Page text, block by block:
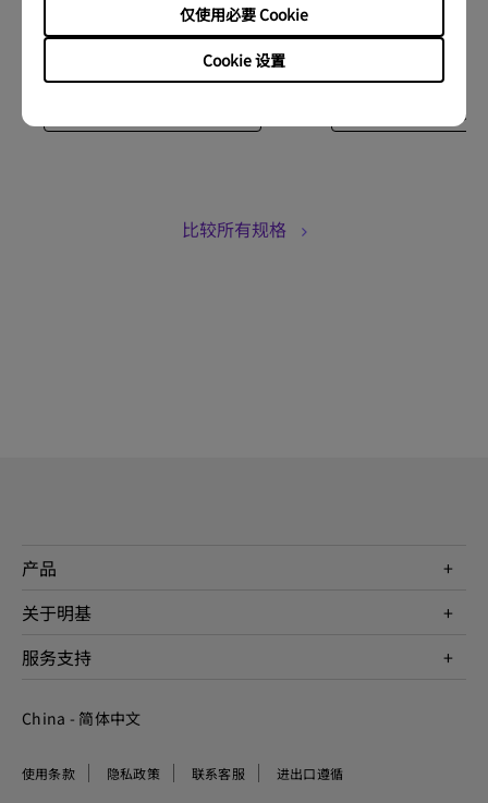
Cookie 设置
仅使用必要 Cookie
了解更多
比较所有规格
产品
投影机
WiT智能灯
关于明基
公司简介
企业社会责任
服务支持
档案下载与常见问题
使用条款
隐私政策 联系客服 进出口遵循
China - 简体中文